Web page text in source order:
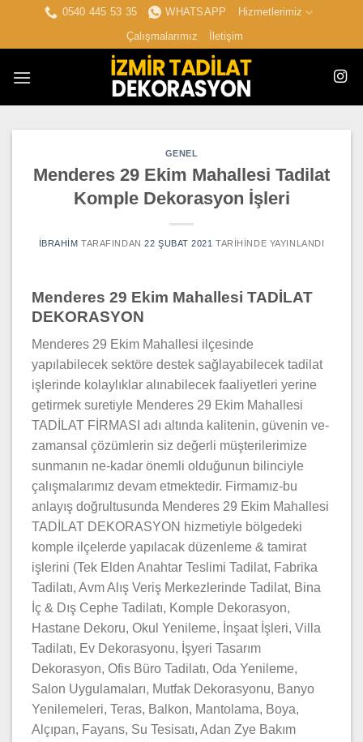
0540 445 53 35 WHATSAPP
Hizmetlerimiz
Çalışmalarımız
İletişim
GENEL
Menderes 29 Ekim Mahallesi Tadilat
Komple Dekorasyon İşleri
IBRAHIM TARAFINDAN 22 ŞUBAT 2021 TARIHINDE YAYINLANDI
Menderes 29 Ekim Mahallesi TADİLAT
DEKORASYON
Menderes 29 Ekim Mahallesi ilçesinde
yapılabilecek sektöre destek sağlayabilecek tadilat
işlerinde kolaylıklar alınabilecek faaliyetleri yerine
getirmek suretiyle Menderes 29 Ekim Mahallesi
TADİLAT FİRMASI adı altında kalitenin, güvenin ve-
zamansal çözümlerin siz değerli müşterilerimize
sunmanın ne-kadar önemli olduğunun bilinciyle
çalışmalarımız devam etmektedir. Firmamız-bu
anlayış doğrultusunda Menderes 29 Ekim Mahallesi
TADİLAT DEKORASYON hizmetiyle bölgedeki
komple ilçelerde yapılacak düzenleme & tamirat
işlerini (Tek Elden Anahtar Teslimi Tadilat, Fabrika
Tadilatı, Avm Alış Veriş Merkezlerinde Tadilat, Bina
İç & Dış Cephe Tadilatı, Komple Dekorasyon,
Hastane Dekoru, Okul Yenileme, İnşaat İşleri, Villa
Tadilatı, Ev Dekorasyonu, İşyeri Tasarım
Dekorasyon, Ofis Büro Tadilatı, Oda Yenileme,
Salon Uygulamaları, Mutfak Dekorasyonu, Banyo
Yenilemeleri, Teras, Balkon, Mantolama, Boya,
Alçıpan, Fayans, Su Tesisatı, Adan Zye Bakım